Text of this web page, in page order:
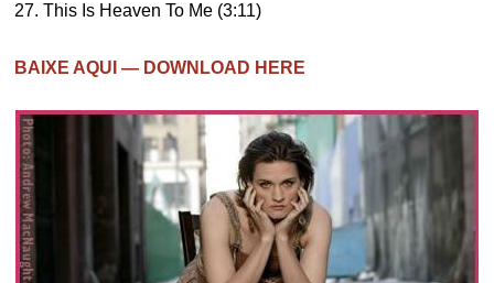
27. This Is Heaven To Me (3:11)
BAIXE AQUI — DOWNLOAD HERE